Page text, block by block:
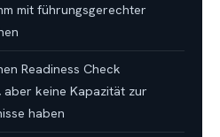
mit führungsgerechter
Readiness Check
keine Kapazität zur
haben